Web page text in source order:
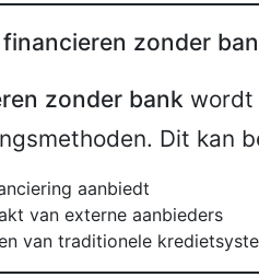
zonder
zonder bank wordt
Dit kan
aanbiedt
van externe aanbieders
van traditionele